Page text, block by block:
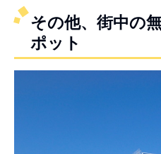
その他、街中の
ポット